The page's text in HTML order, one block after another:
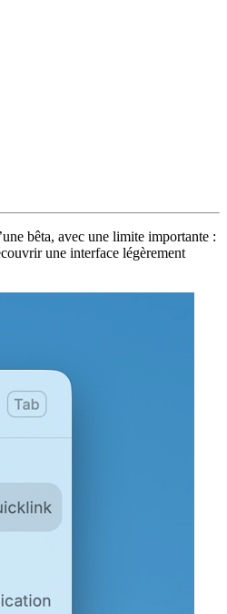
bêta, avec une limite importante :
une interface légèrement